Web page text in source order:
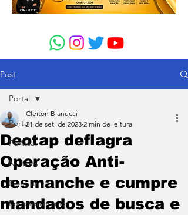
Post
Portal
Política
Notícias
Esporte
Entretenimento
Portal
Deotap deflagra
Operação Anti-
desmanche e cumpre
mandados de busca e
Cleiton Bianucci
21 de set. de 2023 2 min de leitura